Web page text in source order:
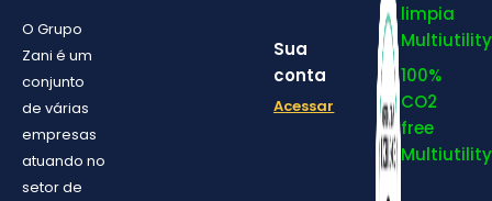
O Grupo
Zani é um
conjunto
de várias
empresas
atuando no
setor de
Sua
conta
Acessar
limpia
Multiutility
100%
CO2
free
Multiutility